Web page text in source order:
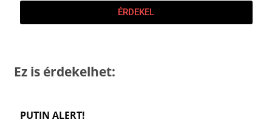
ÉRDEKEL
Ez is érdekelhet:
PUTIN ALERT!